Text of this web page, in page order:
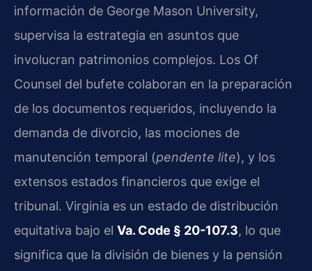
información de George Mason University,
supervisa la estrategia en asuntos que
involucran patrimonios complejos. Los Of
Counsel del bufete colaboran en la preparación
de los documentos requeridos, incluyendo la
demanda de divorcio, las mociones de
manutención temporal (pendente lite), y los
extensos estados financieros que exige el
tribunal. Virginia es un estado de distribución
equitativa bajo el Va. Code § 20-107.3, lo que
significa que la división de bienes y la pensión